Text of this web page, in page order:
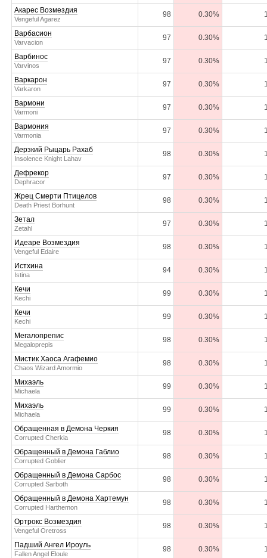
Акарес Возмездия
Vengeful Agarez
98 0.30%
Варбасион
Varvacion
97 0.30%
Варбинос
Varvinos
97 0.30%
Варкарон
Varkaron
97 0.30%
Вармони
Varmoni
97 0.30%
Вармония
Varmonia
97 0.30%
Дерзкий Рыцарь Рахаб
Insolence Knight Lahav
98 0.30%
Дефрекор
Dephracor
97 0.30%
Жрец Смерти Птицелов
Death Priest Borhunt
98 0.30%
Зетал
Zetahl
97 0.30%
Идеаре Возмездия
Vengeful Edaire
98 0.30%
Истхина
Istina
94 0.30%
Кечи
Kechi
99 0.30%
Кечи
Kechi
99 0.30%
Мегалопрепис
Megaloprepis
98 0.30%
Мистик Хаоса Агафемио
Chaos Wizard Amormio
98 0.30%
Михаэль
Michaela
99 0.30%
Михаэль
Michaela
99 0.30%
Обращенная в Демона Черкия
Corrupted Cherkia
98 0.30%
Обращенный в Демона Габлио
Corrupted Goblier
98 0.30%
Обращенный в Демона Сарбос
Corrupted Sarboth
98 0.30%
Обращенный в Демона Хартемун
Corrupted Harthemon
98 0.30%
Ортрокс Возмездия
Vengeful Oretross
98 0.30%
Падший Ангел Ироуль
Fallen Angel Eloule
98 0.30%